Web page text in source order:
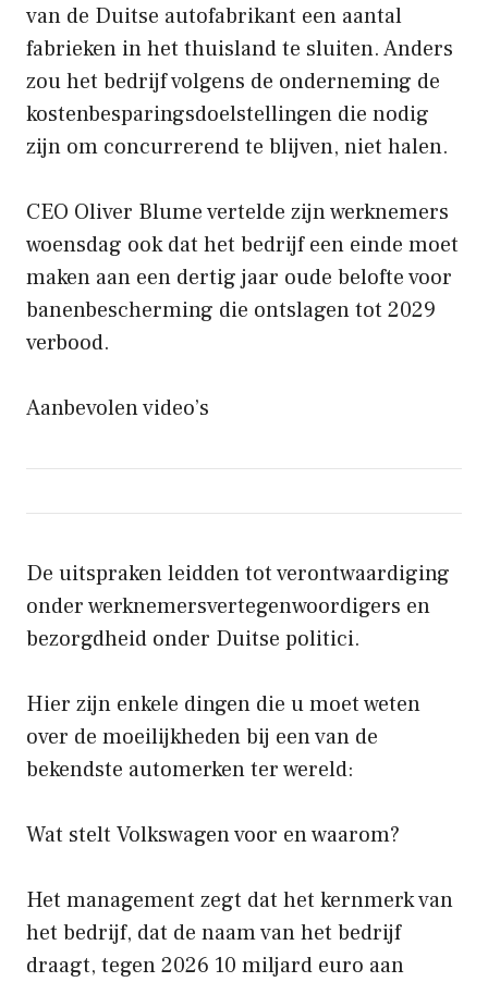
van de Duitse autofabrikant een aantal
fabrieken in het thuisland te sluiten. Anders
zou het bedrijf volgens de onderneming de
kostenbesparingsdoelstellingen die nodig
zijn om concurrerend te blijven, niet halen.
CEO Oliver Blume vertelde zijn werknemers
woensdag ook dat het bedrijf een einde moet
maken aan een dertig jaar oude belofte voor
banenbescherming die ontslagen tot 2029
verbood.
Aanbevolen video’s
De uitspraken leidden tot verontwaardiging
onder werknemersvertegenwoordigers en
bezorgdheid onder Duitse politici.
Hier zijn enkele dingen die u moet weten
over de moeilijkheden bij een van de
bekendste automerken ter wereld:
Wat stelt Volkswagen voor en waarom?
Het management zegt dat het kernmerk van
het bedrijf, dat de naam van het bedrijf
draagt, tegen 2026 10 miljard euro aan